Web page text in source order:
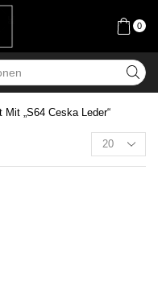
0
„S64 Ceska Leder“